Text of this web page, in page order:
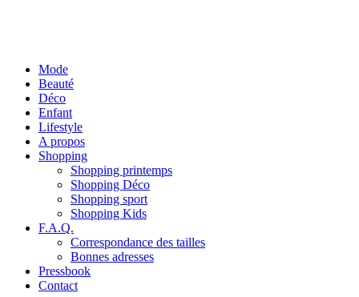
Mode
Beauté
Déco
Enfant
Lifestyle
A propos
Shopping
Shopping printemps
Shopping Déco
Shopping sport
Shopping Kids
F.A.Q.
Correspondance des tailles
Bonnes adresses
Pressbook
Contact